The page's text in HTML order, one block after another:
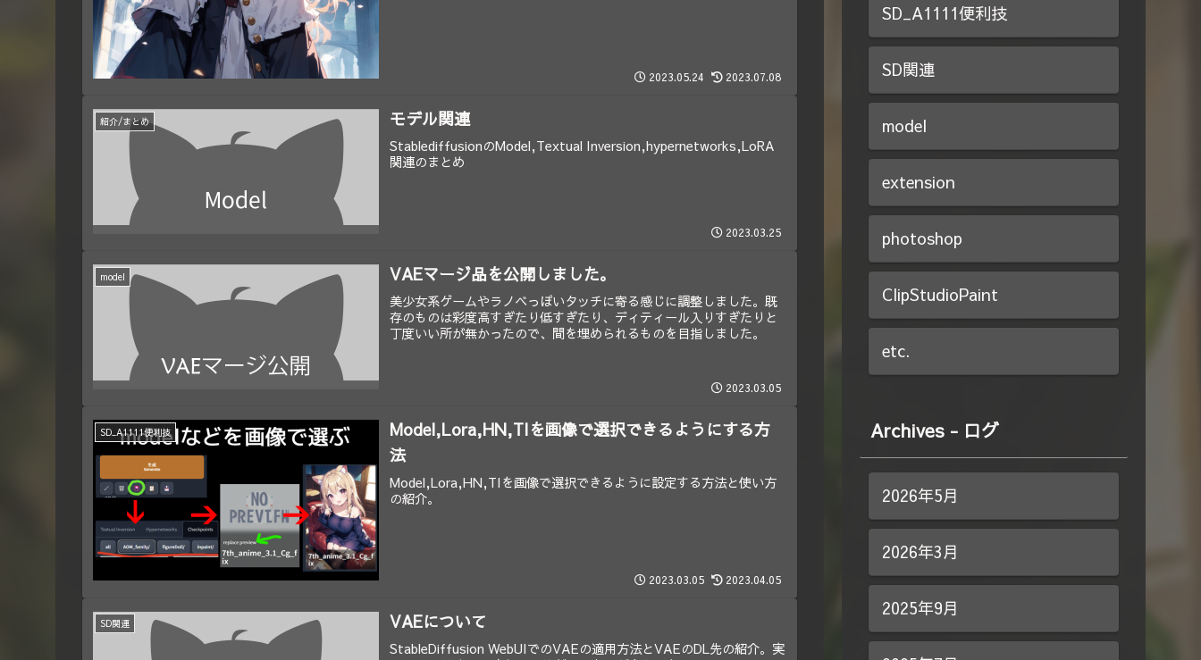
2023.05.24 2023.07.08
紹介/まとめ モデル関連
StablediffusionのModel,Textual Inversion,hypernetworks,LoRA
関連のまとめ
2023.03.25
model VAEマージ品を公開しました。
美少女系ゲームやラノベっぽいタッチに寄る感じに調整しました。既
存のものは彩度高すぎたり低すぎたり、ディティール入りすぎたりと
丁度いい所が無かったので、間を埋められるものを目指しました。
2023.03.05
SD_A1111便利技
Model,Lora,HN,TIを画像で選択できるようにする方
法
Model,Lora,HN,TIを画像で選択できるように設定する方法と使い方
の紹介。
2023.03.05 2023.04.05
SD関連 VAEについて
StableDiffusion WebUIでのVAEの適用方法とVAEのDL先の紹介。実
SD_A1111便利技
SD関連
model
extension
photoshop
ClipStudioPaint
etc.
Archives - ログ
2026年5月
2026年3月
2025年9月